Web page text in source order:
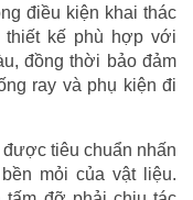
điều kiện khai thác
kế phù hợp với
đồng thời bảo đảm
ray và phụ kiện đi
tiêu chuẩn nhấn
mỏi của vật liệu.